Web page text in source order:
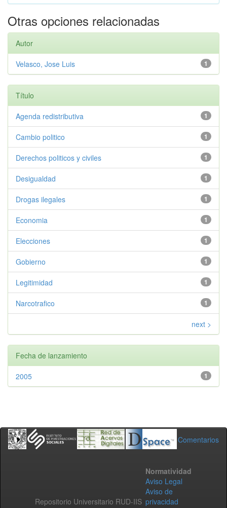
Otras opciones relacionadas
Autor
1
Velasco, Jose Luis
Título
1
Agenda redistributiva
1
Cambio politico
1
Derechos politicos y civiles
1
Desigualdad
1
Drogas ilegales
1
Economia
1
Elecciones
1
Gobierno
1
Legitimidad
1
Narcotrafico
next >
Fecha de lanzamiento
1
2005
Comentarios
Repositorio Universitario RUD-IIS
Normatividad
Aviso Legal
Aviso de
privacidad